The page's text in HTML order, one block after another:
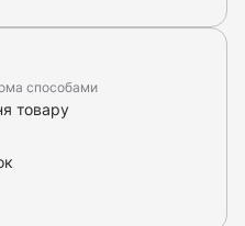
способами
товару